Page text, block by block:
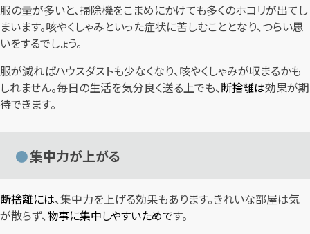
服の量が多いと、掃除機をこまめにかけても多くのホコリが出てし
まいます。咳やくしゃみといった症状に苦しむこととなり、つらい思
いをするでしょう。
服が減ればハウスダストも少なくなり、咳やくしゃみが収まるかも
しれません。毎日の生活を気分良く送る上でも、断捨離は効果が期
待できます。
集中力が上がる
断捨離には、集中力を上げる効果もあります。きれいな部屋は気
が散らず、物事に集中しやすいためです。